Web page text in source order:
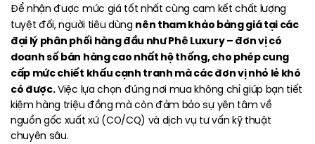
Để nhận được mức giá tốt nhất cùng cam kết chất lượng
tuyệt đối, người tiêu dùng nên tham khảo bảng giá tại các
đại lý phân phối hàng đầu như Phê Luxury – đơn vị có
doanh số bán hàng cao nhất hệ thống, cho phép cung
cấp mức chiết khấu cạnh tranh mà các đơn vị nhỏ lẻ khó
có được.Việc lựa chọn đúng nơi mua không chỉ giúp bạn tiết
kiệm hàng triệu đồng mà còn đảm bảo sự yên tâm về
nguồn gốc xuất xứ (CO/CQ) và dịch vụ tư vấn kỹ thuật
chuyên sâu.